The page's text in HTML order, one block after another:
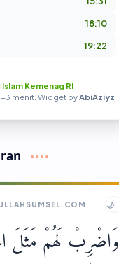
18:10
19:22
Islam Kemenag RI
menit. Widget byAbiAziyz
🌙
وَاضْرِبْ لَهُمْ مَثَلَ